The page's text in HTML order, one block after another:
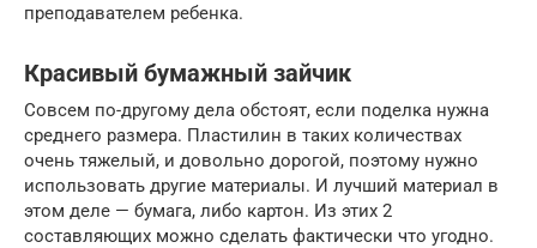
преподавателем ребенка.
Красивый бумажный зайчик
Совсем по-другому дела обстоят, если поделка нужна
среднего размера. Пластилин в таких количествах
очень тяжелый, и довольно дорогой, поэтому нужно
использовать другие материалы. И лучший материал в
этом деле — бумага, либо картон. Из этих 2
составляющих можно сделать фактически что угодно.